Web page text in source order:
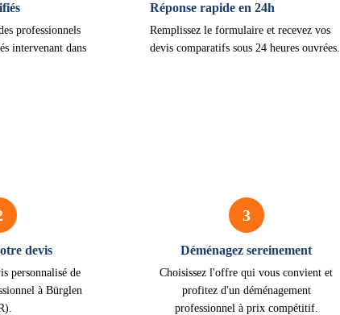
professionnels
intervenant dans
Réponse rapide en 24h
Remplissez le formulaire et recevez vos
devis comparatifs sous 24 heures ouvrées.
devis
personnalisé de
à Bürglen
3
Déménagez sereinement
Choisissez l'offre qui vous convient et
profitez d'un déménagement
professionnel à prix compétitif.